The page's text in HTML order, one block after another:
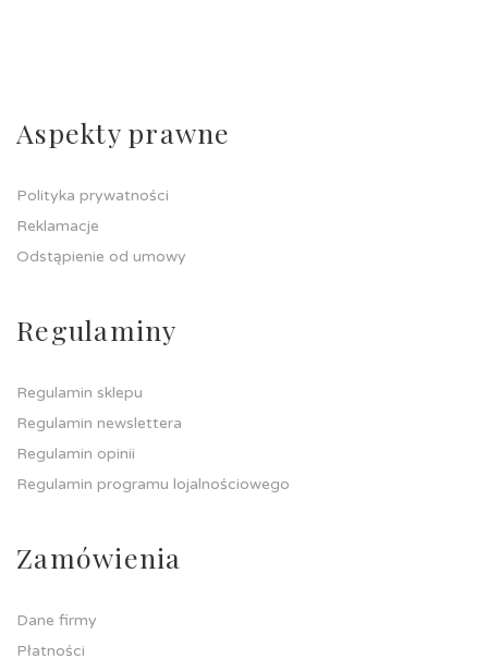
Aspekty prawne
Polityka prywatności
Reklamacje
Odstąpienie od umowy
Regulaminy
Regulamin sklepu
Regulamin newslettera
Regulamin opinii
Regulamin programu lojalnościowego
Zamówienia
Dane firmy
Płatności